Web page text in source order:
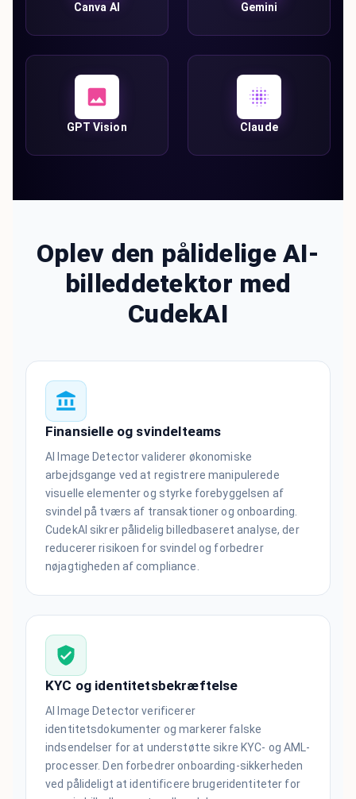
Canva AI Gemini
GPT Vision Claude
Oplev den pålidelige AI-
billeddetektor med
CudekAI
Finansielle og svindelteams
AI Image Detector validerer økonomiske
arbejdsgange ved at registrere manipulerede
visuelle elementer og styrke forebyggelsen af
svindel på tværs af transaktioner og onboarding.
CudekAI sikrer pålidelig billedbaseret analyse, der
reducerer risikoen for svindel og forbedrer
nøjagtigheden af compliance.
KYC og identitetsbekræftelse
AI Image Detector verificerer
identitetsdokumenter og markerer falske
indsendelser for at understøtte sikre KYC- og AML-
processer. Den forbedrer onboarding-sikkerheden
ved pålideligt at identificere brugeridentiteter for